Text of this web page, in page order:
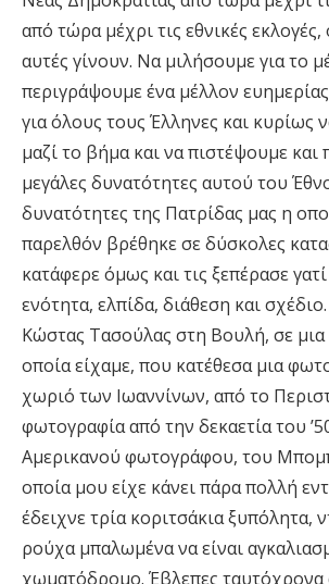
από τώρα μέχρι τις εθνικές εκλογές,
αυτές γίνουν. Να μιλήσουμε για το
περιγράψουμε ένα μέλλον
για όλους τους Έλληνες και κυρίως
μαζί το βήμα και να πιστέψουμε και
μεγάλες δυνατότητες αυτού του
δυνατότητες της Πατρίδας μας η
παρελθόν βρέθηκε σε δύσκολες
κατάφερε όμως και τις ξεπέρασε
ενότητα, ελπίδα, διάθεση και
Κώστας Τασούλας στη Βουλή, σε
οποία είχαμε, που κατέθεσα μια
χωριό των Ιωαννίνων, από το
φωτογραφία από την δεκαετία του
Αμερικανού φωτογράφου, του
οποία μου είχε κάνει πάρα πολλή
έδειχνε τρία κοριτσάκια ξυπόλητα,
ρούχα μπαλωμένα να είναι
χωματόδρομο. Έβλεπες ταυτόχρονα